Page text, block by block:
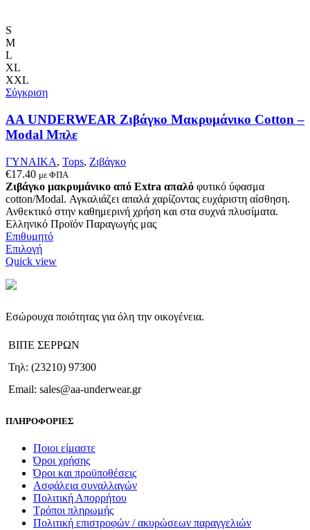
να
στη
σελίδα
του
S
M
L
XL
XXL
Σύγκριση
AA UNDERWEAR Ζιβάγκο Μακρυμάνικο Cotton –
Modal Μπλε
ΓΥΝΑΙΚΑ, Tops, Ζιβάγκο
€17.40 με ΦΠΑ
Ζιβάγκο μακρυμάνικο από Extra απαλό φυτικό ύφασμα
cotton/Modal. Αγκαλιάζει απαλά χαρίζοντας ευχάριστη αίσθηση.
Ανθεκτικό στην καθημερινή χρήση και στα συχνά πλυσίματα.
Ελληνικό Προϊόν Παραγωγής μας
Επιθυμητό
ΕπιλογήΑυτό
το
παραλλαγές.
Οι
μπορούν
επιλεγούν
στη
σελίδα
προϊόντος
Quick view
Εσώρουχα ποιότητας για όλη την οικογένεια.
ΒΙΠΕ ΣΕΡΡΩΝ
Τηλ: (23210) 97300
Email: sales@aa-underwear.gr
ΠΛΗΡΟΦΟΡΙΕΣ
Ποιοι είμαστε
Όροι χρήσης
Όροι και προϋποθέσεις
Ασφάλεια συναλλαγών
Πολιτική Απορρήτου
Τρόποι πληρωμής
Πολιτική επιστροφών / ακυρώσεων παραγγελιών